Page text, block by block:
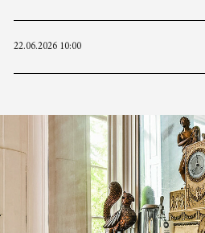
22.06.2026 10:00